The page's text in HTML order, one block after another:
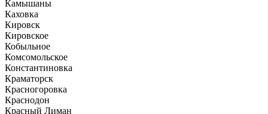
Камышаны
Каховка
Кировск
Кировское
Кобыльное
Комсомольское
Константиновка
Краматорск
Красногоровка
Краснодон
Красный Лиман